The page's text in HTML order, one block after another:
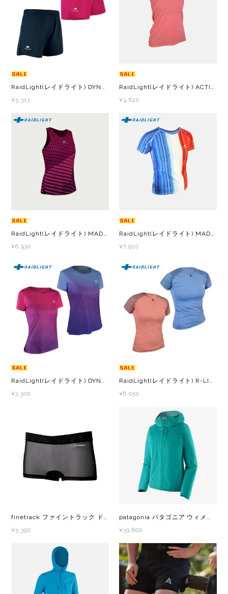
milestone(マイルストーン)
MMA(マウンテンマーシャルアーツ)
ドウェア)
MYSTERY RANCH (ミステリーランチ)
New Era(ニューエラ)
New-HALE(ニューハレ)
NNORMAL(ノーマル)
NORTEC (ノルテック)
ODLO (オドロ )
OLENO(オレノ)
OMM(オリジナルマウンテンマラソン)
On Running(オンランニング)
OOFOS (ウーフォス)
Outdoor Research (アウトドアリサーチ)
PRO-TEC(プロテック)
R×L(アールエル)
ranor(ラナー)
RAIDLIGHT(レイドライト)
ROARK(ロアーク)
¥5,313 ¥4,620
RaidLight(レイドライト) MADE IN FRANCE TANK TOP W メイドインフランス タンクトップ レディース FUSCHIA ノースリーブ タンクトップ
¥6,930
RaidLight(レイドライト) MADE IN FRANCE SS TOP W メイドインフランス SS トップ レディース BLUE/WHITE/RED 半袖 Ｔシャツ
¥7,920
RaidLight(レイドライト) DYNAMIC SS TOP - W ダイナミック SS トップ レディース 半袖 Ｔシャツ
¥3,300
RaidLight(レイドライト) R-LIGHT SS TOP - W R-ライト SS トップ レディース 半袖 Ｔシャツ
¥6,050
¥5,390 ¥39,600